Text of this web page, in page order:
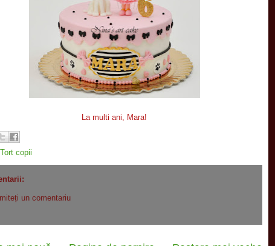
La multi ani, Mara!
Tort copii
un comentariu